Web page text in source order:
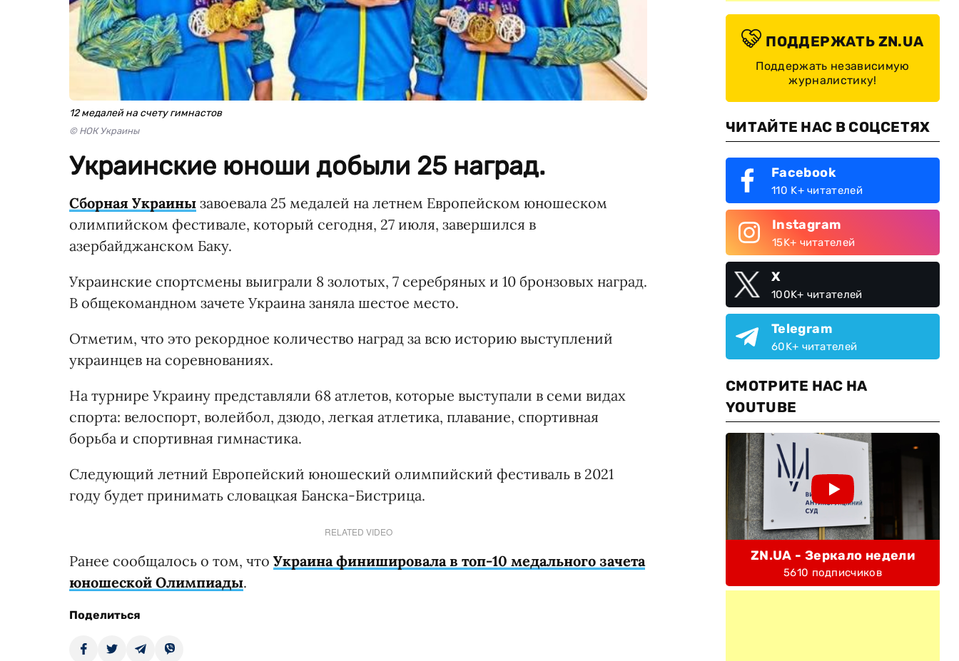
12 медалей на счету гимнастов
© НОК Украины
Украинские юноши добыли 25 наград.
Сборная Украины завоевала 25 медалей на летнем Европейском юношеском
олимпийском фестивале, который сегодня, 27 июля, завершился в
азербайджанском Баку.
Украинские спортсмены выиграли 8 золотых, 7 серебряных и 10 бронзовых наград.
В общекомандном зачете Украина заняла шестое место.
Отметим, что это рекордное количество наград за всю историю выступлений
украинцев на соревнованиях.
На турнире Украину представляли 68 атлетов, которые выступали в семи видах
спорта: велоспорт, волейбол, дзюдо, легкая атлетика, плавание, спортивная
борьба и спортивная гимнастика.
Следующий летний Европейский юношеский олимпийский фестиваль в 2021
году будет принимать словацкая Банска-Бистрица.
RELATED VIDEO
Ранее сообщалось о том, что Украина финишировала в топ-10 медального зачета
юношеской Олимпиады.
Поделиться
ПОДДЕРЖАТЬ ZN.UA
Поддержать независимую
журналистику!
ЧИТАЙТЕ НАС В СОЦСЕТЯХ
Facebook
110 K+ читателей
Instagram
15K+ читателей
X
100K+ читателей
Telegram
60K+ читателей
СМОТРИТЕ НАС НА
YOUTUBE
ZN.UA - Зеркало недели
5610 подписчиков